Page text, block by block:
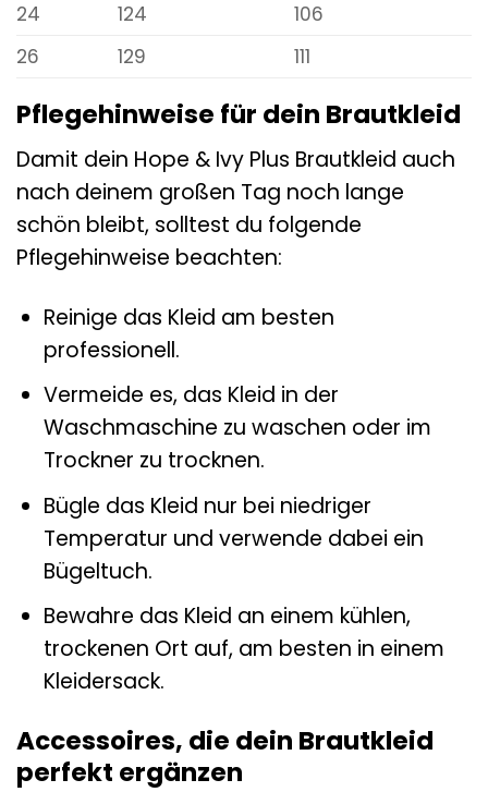
24
124 106
26
129 111
Pflegehinweise für dein Brautkleid
Damit dein Hope & Ivy Plus Brautkleid auch
nach deinem großen Tag noch lange
schön bleibt, solltest du folgende
Pflegehinweise beachten:
Reinige das Kleid am besten
professionell.
Vermeide es, das Kleid in der
Waschmaschine zu waschen oder im
Trockner zu trocknen.
Bügle das Kleid nur bei niedriger
Temperatur und verwende dabei ein
Bügeltuch.
Bewahre das Kleid an einem kühlen,
trockenen Ort auf, am besten in einem
Kleidersack.
Accessoires, die dein Brautkleid
perfekt ergänzen